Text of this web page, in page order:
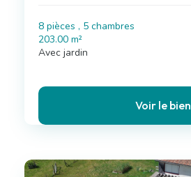
8 pièces , 5 chambres
203.00 m²
Avec jardin
Voir le bien